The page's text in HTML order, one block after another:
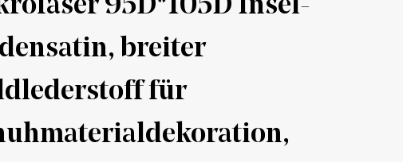
95D*105D Insel-
breiter
für